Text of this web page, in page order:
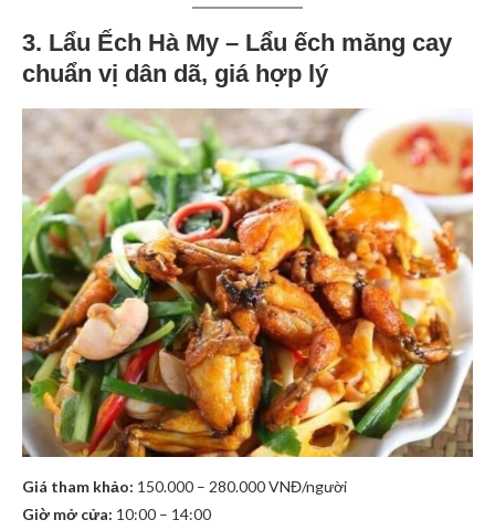
3. Lẩu Ếch Hà My – Lẩu ếch măng cay
chuẩn vị dân dã, giá hợp lý
Giá tham khảo: 150.000 – 280.000 VNĐ/người
Giờ mở cửa: 10:00 – 14:00